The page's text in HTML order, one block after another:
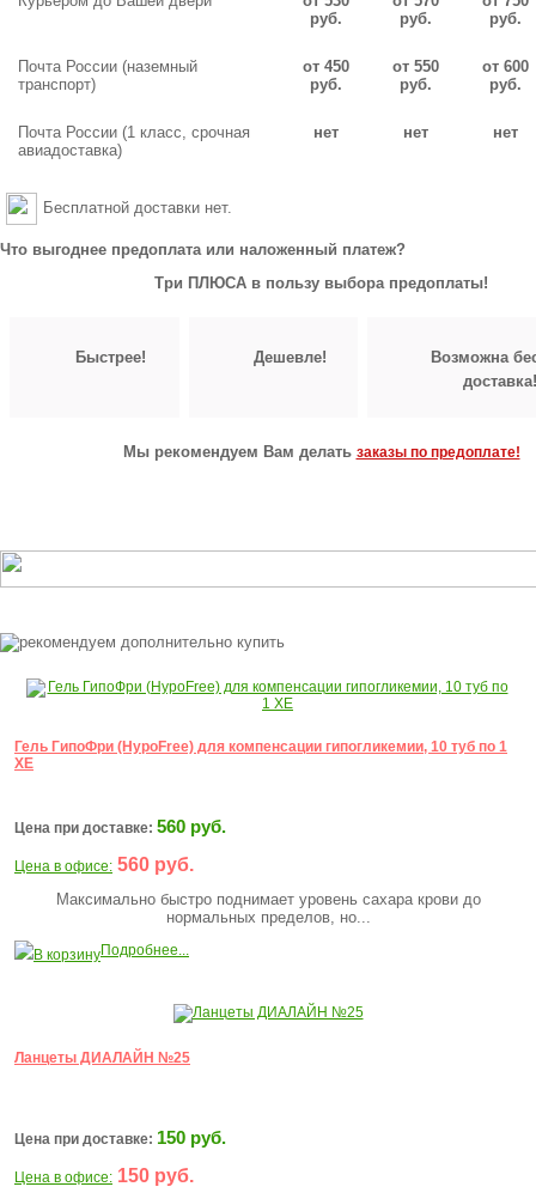
руб.
руб.
руб.
Почта России (наземный
транспорт)
от 450
руб.
от 550
руб.
от 600
руб.
Почта России (1 класс, срочная
авиадоставка)
нет нет нет
Бесплатной доставки нет.
Что выгоднее предоплата или наложенный платеж?
Три ПЛЮСА в пользу выбора предоплаты!
Быстрее! Дешевле!
Возможна
доставка!
Мы рекомендуем Вам делать заказы по предоплате!
Гель ГипоФри (HypoFree) для компенсации гипогликемии, 10 туб по 1
XE
Цена при доставке: 560 руб.
Цена в офисе: 560 руб.
Максимально быстро поднимает уровень сахара крови до
нормальных пределов, но...
В корзинуПодробнее...
Ланцеты ДИАЛАЙН №25
Цена при доставке: 150 руб.
Цена в офисе: 150 руб.